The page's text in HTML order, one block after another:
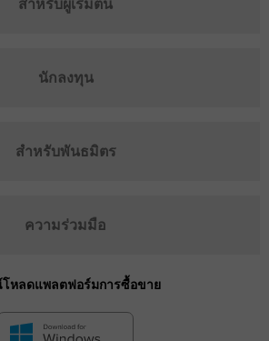
นักลงทุน
สำหรับพันธมิตร
ความร่วมมือ
หลดแพลตฟอร์มการซื้อขาย